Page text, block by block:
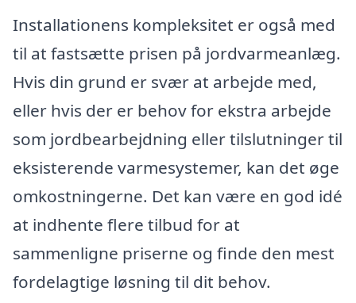
Installationens kompleksitet er også med
til at fastsætte prisen på jordvarmeanlæg.
Hvis din grund er svær at arbejde med,
eller hvis der er behov for ekstra arbejde
som jordbearbejdning eller tilslutninger til
eksisterende varmesystemer, kan det øge
omkostningerne. Det kan være en god idé
at indhente flere tilbud for at
sammenligne priserne og finde den mest
fordelagtige løsning til dit behov.